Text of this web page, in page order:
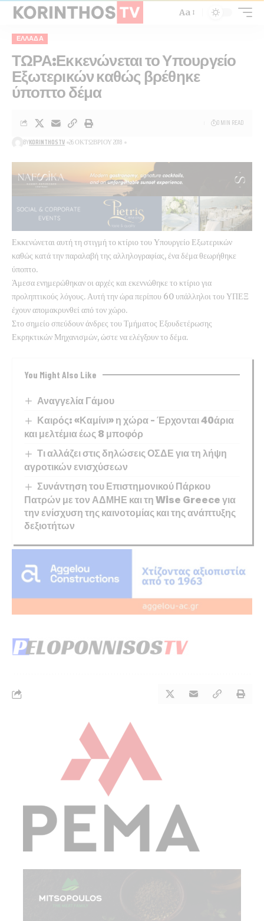
Aa
ΕΛΛΆΔΑ
ΤΩΡΑ:Εκκενώνεται το Υπουργείο
Εξωτερικών καθώς βρέθηκε
ύποπτο δέμα
BYKORINTHOSTV 26 ΟΚΤΩΒΡΊΟΥ 2018
0 MIN READ
Εκκενώνεται αυτή τη στιγμή το κτίριο του Υπουργείο Εξωτερικών
καθώς κατά την παραλαβή της αλληλογραφίας, ένα δέμα θεωρήθηκε
ύποπτο.
Άμεσα ενημερώθηκαν οι αρχές και εκεννώθηκε το κτίριο για
προληπτικούς λόγους. Αυτή την ώρα περίπου 60 υπάλληλοι του ΥΠΕΞ
έχουν απομακρυνθεί από τον χώρο.
Στο σημείο σπεύδουν άνδρες του Τμήματος Εξουδετέρωσης
Εκρηκτικών Μηχανισμών, ώστε να ελέγξουν το δέμα.
You Might Also Like
Αναγγελία Γάμου
Καιρός: «Καμίνι» η χώρα – Έρχονται 40άρια
και μελτέμια έως 8 μποφόρ
Τι αλλάζει στις δηλώσεις ΟΣΔΕ για τη λήψη
αγροτικών ενισχύσεων
Συνάντηση του Επιστημονικού Πάρκου
Πατρών με τον ΑΔΜΗΕ και τη Wise Greece για
την ενίσχυση της καινοτομίας και της ανάπτυξης
δεξιοτήτων